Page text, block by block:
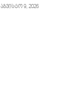
აგვისტო 9, 2026